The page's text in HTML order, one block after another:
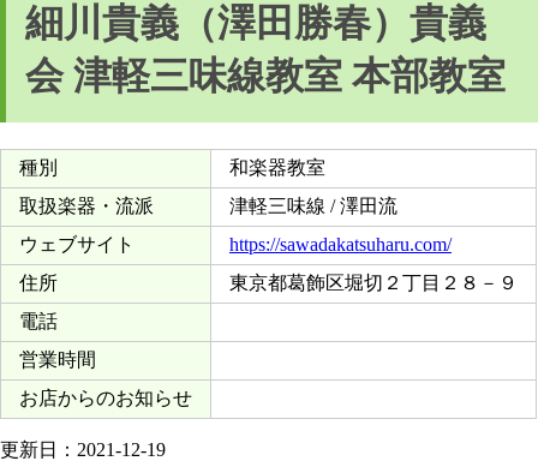
細川貴義（澤田勝春）貴義
会 津軽三味線教室 本部教室
種別
和楽器教室
取扱楽器・流派
津軽三味線 / 澤田流
ウェブサイト
https://sawadakatsuharu.com/
住所
東京都葛飾区堀切２丁目２８－９
電話
営業時間
お店からのお知らせ
更新日：2021-12-19